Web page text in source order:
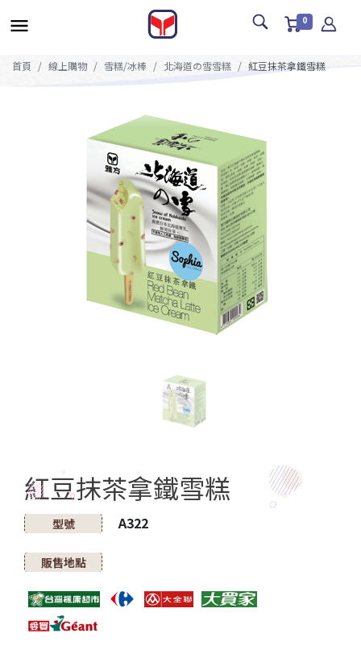
0
首頁 線上購物 雪糕/冰棒 北海道の雪雪糕 紅豆抹茶拿鐵雪糕
紅豆抹茶拿鐵雪糕
型號 A322
販售地點